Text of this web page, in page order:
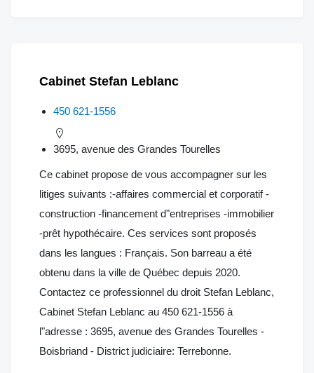
Cabinet Stefan Leblanc
450 621-1556
3695, avenue des Grandes Tourelles
Ce cabinet propose de vous accompagner sur les
litiges suivants :-affaires commercial et corporatif -
construction -financement d"entreprises -immobilier
-prêt hypothécaire. Ces services sont proposés
dans les langues : Français. Son barreau a été
obtenu dans la ville de Québec depuis 2020.
Contactez ce professionnel du droit Stefan Leblanc,
Cabinet Stefan Leblanc au 450 621-1556 à
l"adresse : 3695, avenue des Grandes Tourelles -
Boisbriand - District judiciaire: Terrebonne.